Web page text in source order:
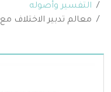
التفسير وأصوله
معالم تدبير الاختلاف